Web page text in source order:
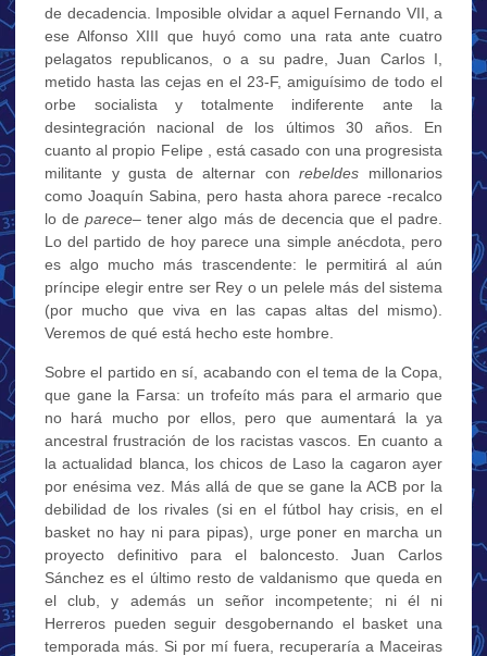
de decadencia. Imposible olvidar a aquel Fernando VII, a
ese Alfonso XIII que huyó como una rata ante cuatro
pelagatos republicanos, o a su padre, Juan Carlos I,
metido hasta las cejas en el 23-F, amiguísimo de todo el
orbe socialista y totalmente indiferente ante la
desintegración nacional de los últimos 30 años. En
cuanto al propio Felipe , está casado con una progresista
militante y gusta de alternar conrebeldes millonarios
como Joaquín Sabina, pero hasta ahora parece -recalco
lo deparece– tener algo más de decencia que el padre.
Lo del partido de hoy parece una simple anécdota, pero
es algo mucho más trascendente: le permitirá al aún
príncipe elegir entre ser Rey o un pelele más del sistema
(por mucho que viva en las capas altas del mismo).
Veremos de qué está hecho este hombre.
Sobre el partido en sí, acabando con el tema de la Copa,
que gane la Farsa: un trofeíto más para el armario que
no hará mucho por ellos, pero que aumentará la ya
ancestral frustración de los racistas vascos. En cuanto a
la actualidad blanca, los chicos de Laso la cagaron ayer
por enésima vez. Más allá de que se gane la ACB por la
debilidad de los rivales (si en el fútbol hay crisis, en el
basket no hay ni para pipas), urge poner en marcha un
proyecto definitivo para el baloncesto. Juan Carlos
Sánchez es el último resto de valdanismo que queda en
el club, y además un señor incompetente; ni él ni
Herreros pueden seguir desgobernando el basket una
temporada más. Si por mí fuera, recuperaría a Maceiras